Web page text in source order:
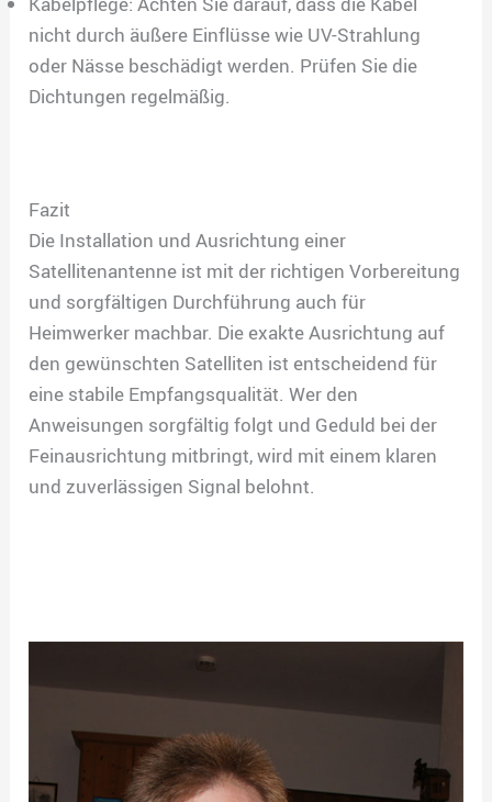
nicht durch äußere Einflüsse wie UV-Strahlung
oder Nässe beschädigt werden. Prüfen Sie die
Dichtungen regelmäßig.
Fazit
Die Installation und Ausrichtung einer
Satellitenantenne ist mit der richtigen Vorbereitung
und sorgfältigen Durchführung auch für
Heimwerker machbar. Die exakte Ausrichtung auf
den gewünschten Satelliten ist entscheidend für
eine stabile Empfangsqualität. Wer den
Anweisungen sorgfältig folgt und Geduld bei der
Feinausrichtung mitbringt, wird mit einem klaren
und zuverlässigen Signal belohnt.